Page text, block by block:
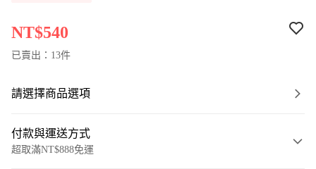
NT$540
已賣出：13件
請選擇商品選項
付款與運送方式
超取滿NT$888免運